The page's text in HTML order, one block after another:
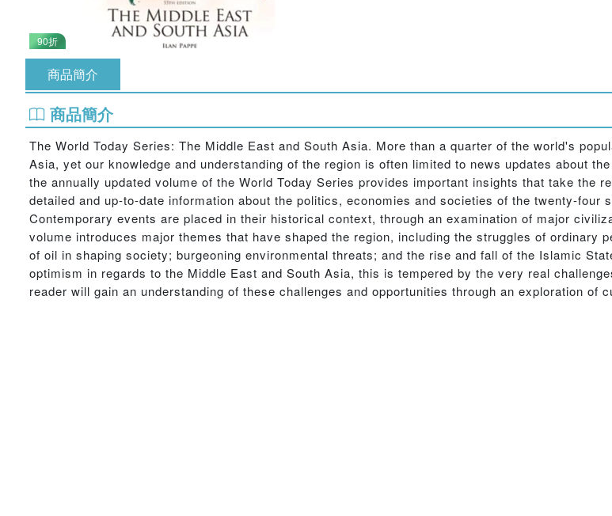
90折
商品簡介
商品簡介
The World Today Series: The Middle East and South Asia. More than a quarter of the world's
Asia, yet our knowledge and understanding of the region is often limited to news updates about
the annually updated volume of the World Today Series provides important insights that take the
detailed and up-to-date information about the politics, economies and societies of the twenty-four
Contemporary events are placed in their historical context, through an examination of major
volume introduces major themes that have shaped the region, including the struggles of ordinary
of oil in shaping society; burgeoning environmental threats; and the rise and fall of the Islamic
optimism in regards to the Middle East and South Asia, this is tempered by the very real
reader will gain an understanding of these challenges and opportunities through an exploration of